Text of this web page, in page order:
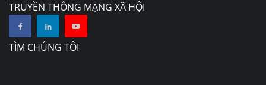
TRUYỀN THÔNG MẠNG XÃ HỘI
TÌM CHÚNG TÔI